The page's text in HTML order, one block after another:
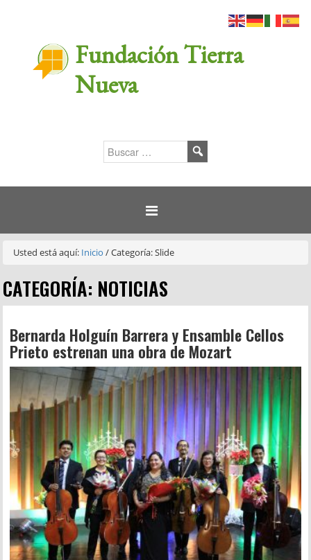
Fundación Tierra
Nueva
Usted está aquí: Inicio/Categoría: Slide
CATEGORÍA: NOTICIAS
Bernarda Holguín Barrera y Ensamble Cellos
Prieto estrenan una obra de Mozart